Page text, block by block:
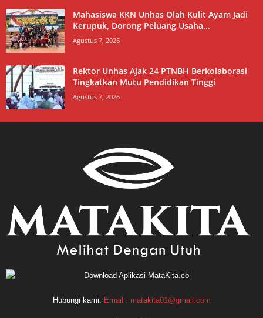
Mahasiswa KKN Unhas Olah Kulit Ayam Jadi
Kerupuk, Dorong Peluang Usaha...
Agustus 7, 2026
Rektor Unhas Ajak 24 PTNBH Berkolaborasi
Tingkatkan Mutu Pendidikan Tinggi
Agustus 7, 2026
Hubungi kami: Email : matakita01@gmail.com